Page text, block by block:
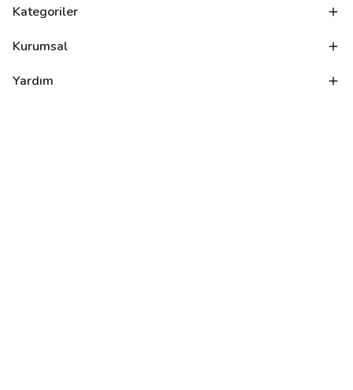
Kategoriler
Kurumsal
Yardım